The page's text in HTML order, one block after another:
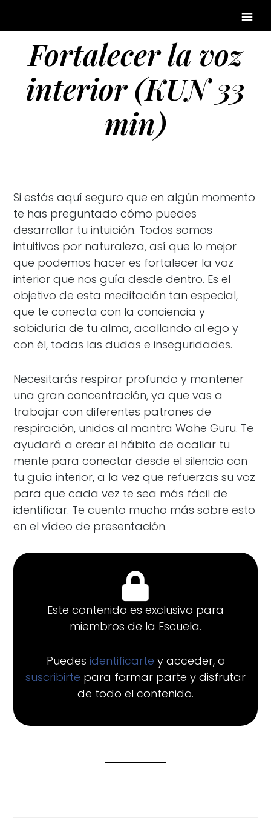
Fortalecer la voz
interior (KUN 33
min)
Si estás aquí seguro que en algún momento
te has preguntado cómo puedes
desarrollar tu intuición. Todos somos
intuitivos por naturaleza, así que lo mejor
que podemos hacer es fortalecer la voz
interior que nos guía desde dentro. Es el
objetivo de esta meditación tan especial,
que te conecta con la conciencia y
sabiduría de tu alma, acallando al ego y
con él, todas las dudas e inseguridades.
Necesitarás respirar profundo y mantener
una gran concentración, ya que vas a
trabajar con diferentes patrones de
respiración, unidos al mantra Wahe Guru. Te
ayudará a crear el hábito de acallar tu
mente para conectar desde el silencio con
tu guía interior, a la vez que refuerzas su voz
para que cada vez te sea más fácil de
identificar. Te cuento mucho más sobre esto
en el vídeo de presentación.
Este contenido es exclusivo para
miembros de la Escuela.
Puedes identificarte y acceder, o
suscribirte para formar parte y disfrutar
de todo el contenido.